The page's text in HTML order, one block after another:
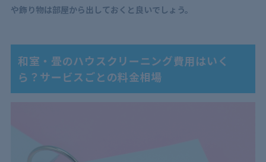
や飾り物は部屋から出しておくと良いでしょう。
和室・畳のハウスクリーニング費用はいく
ら？サービスごとの料金相場